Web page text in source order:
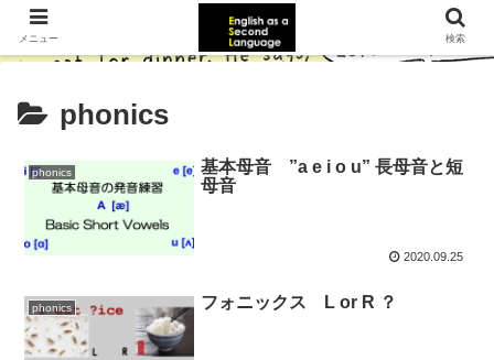
phonics
phonics
基本母音 ”a e i o u” 長母音と短
母音
2020.09.25
phonics フォニックス L or R ？
メニュー 検索